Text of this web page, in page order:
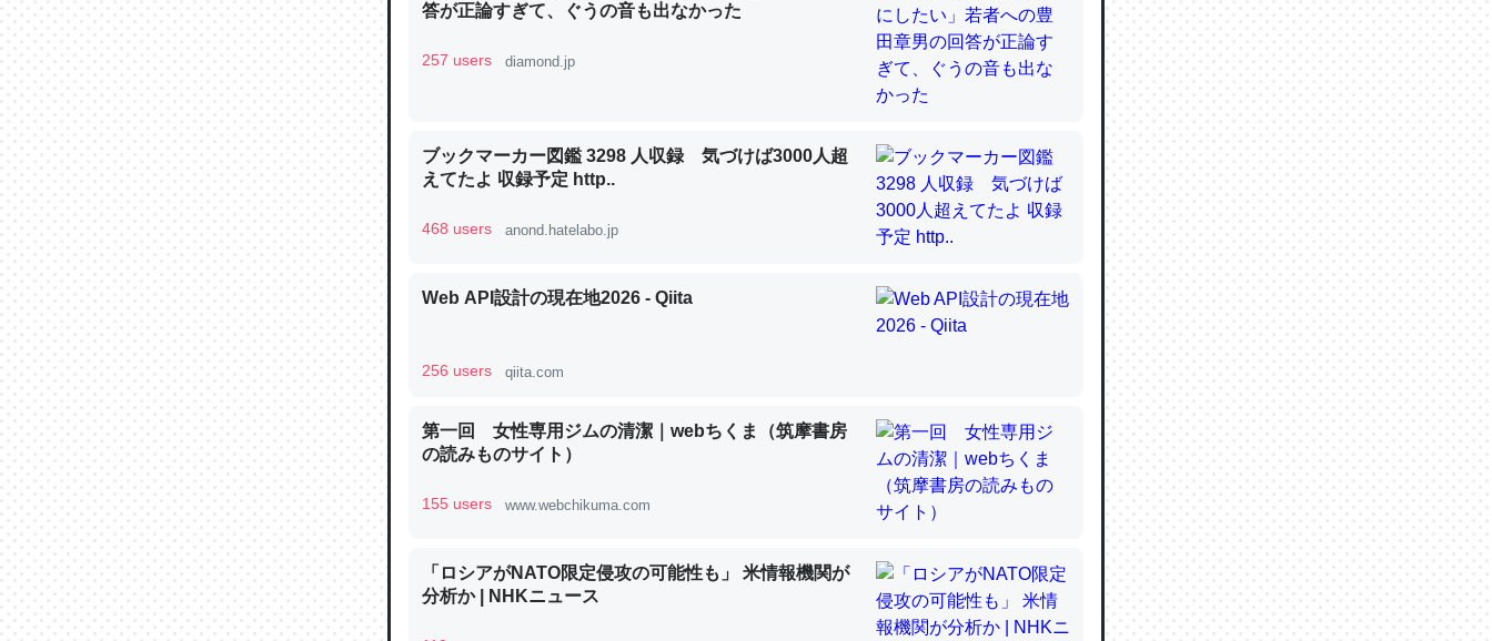
昆虫ってカルシウム少ないのか。知らんかった。調べたらコオロギのカルシウム分はエビ
─ニュース :: 【研究発表】昆虫学の大問題＝「昆虫はなぜ海にいないのか」に関する新仮説
論文では「淡水はカルシウムも酸素も不足してて両方に不利だから両方が拮抗してるので
は」とあって面白い。海にいる鋏角類（カブトガニ・ウミグモ）はカルシウムを使わずキ
類だと殻を無くしてナメクジになったり努力してるし。
─ニュース :: 【研究発表】昆虫学の大問題＝「昆虫はなぜ海にいないのか」に関する新仮説
答が正論すぎて、ぐうの音も出なかった
257 users diamond.jp
ブックマーカー図鑑 3298 人収録 気づけば3000人超
えてたよ 収録予定 http..
468 users anond.hatelabo.jp
Web API設計の現在地2026 - Qiita
256 users qiita.com
第一回 女性専用ジムの清潔｜webちくま（筑摩書房
の読みものサイト）
155 users www.webchikuma.com
「ロシアがNATO限定侵攻の可能性も」 米情報機関が
分析か | NHKニュース